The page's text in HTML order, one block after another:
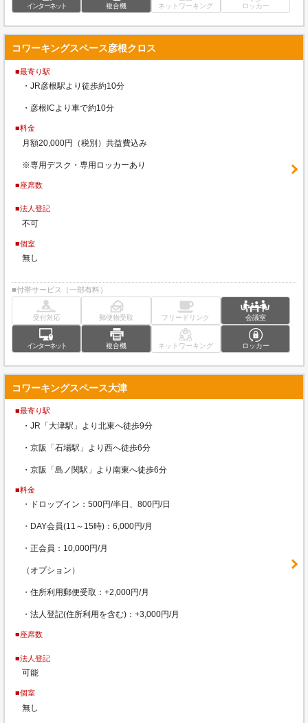
インターネット 複合機 ネットワーキング ロッカー
コワーキングスペース彦根クロス
■最寄り駅
・JR彦根駅より徒歩約10分
・彦根ICより車で約10分
■料金
月額20,000円（税別）共益費込み
※専用デスク・専用ロッカーあり
■座席数
■法人登記
不可
■個室
無し
■付帯サービス（一部有料）
受付対応 郵便物受取 フリードリンク 会議室
インターネット 複合機 ネットワーキング ロッカー
コワーキングスペース大津
■最寄り駅
・JR「大津駅」より北東へ徒歩9分
・京阪「石場駅」より西へ徒歩6分
・京阪「島ノ関駅」より南東へ徒歩6分
■料金
・ドロップイン：500円/半日、800円/日
・DAY会員(11～15時)：6,000円/月
・正会員：10,000円/月
（オプション）
・住所利用郵便受取：+2,000円/月
・法人登記(住所利用を含む)：+3,000円/月
■座席数
■法人登記
可能
■個室
無し